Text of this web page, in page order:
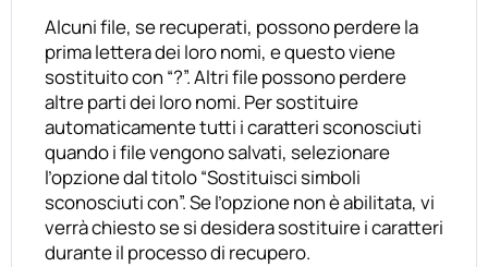
Alcuni file, se recuperati, possono perdere la
prima lettera dei loro nomi, e questo viene
sostituito con “?”. Altri file possono perdere
altre parti dei loro nomi. Per sostituire
automaticamente tutti i caratteri sconosciuti
quando i file vengono salvati, selezionare
l’opzione dal titolo “Sostituisci simboli
sconosciuti con”. Se l’opzione non è abilitata, vi
verrà chiesto se si desidera sostituire i caratteri
durante il processo di recupero.